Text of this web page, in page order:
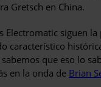
Gretsch en China.
Electromatic siguen
característico
sabemos que eso lo
en la onda de Brian